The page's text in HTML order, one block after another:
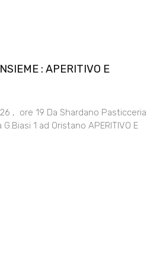
: APERITIVO E
, ore 19 Da Shardano Pasticceria
1 ad Oristano APERITIVO E